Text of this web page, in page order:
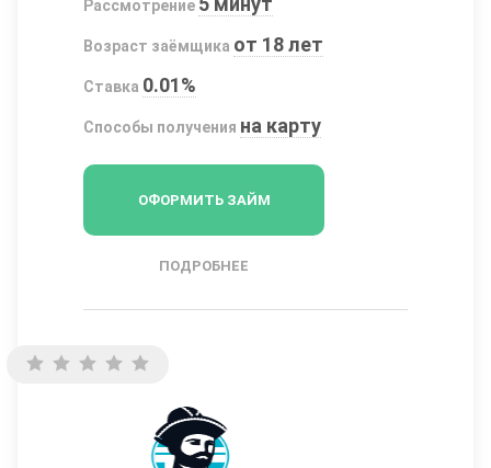
Рассмотрение
Возраст заёмщика от 18 лет
Ставка 0.01%
Способы получения на карту
ОФОРМИТЬ ЗАЙМ
ПОДРОБНЕЕ